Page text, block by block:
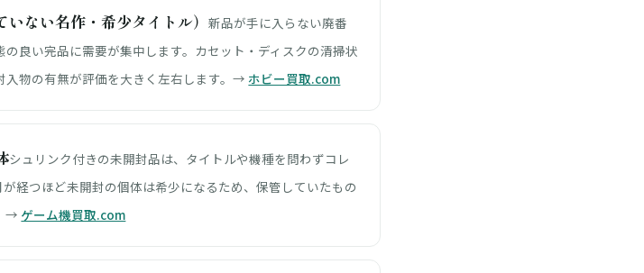
いない名作・希少タイトル）新品が手に入らない廃番
良い完品に需要が集中します。カセット・ディスクの清掃状
入物の有無が評価を大きく左右します。→ ホビー買取.com
シュリンク付きの未開封品は、タイトルや機種を問わずコレ
経つほど未開封の個体は希少になるため、保管していたもの
→ ゲーム機買取.com